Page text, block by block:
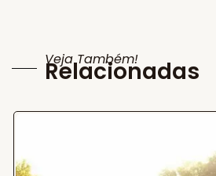
Veja Também!
Relacionadas